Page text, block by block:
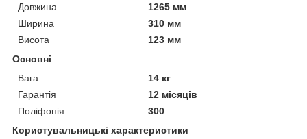
Довжина
1265 мм
Ширина
310 мм
Висота
123 мм
Основні
Вага
14 кг
Гарантія
12 місяців
Поліфонія
300
Користувальницькі характеристики